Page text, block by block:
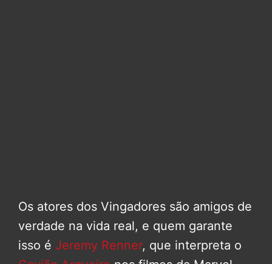
Os atores dos Vingadores são amigos de
verdade na vida real, e quem garante
isso é Jeremy Renner, que interpreta o